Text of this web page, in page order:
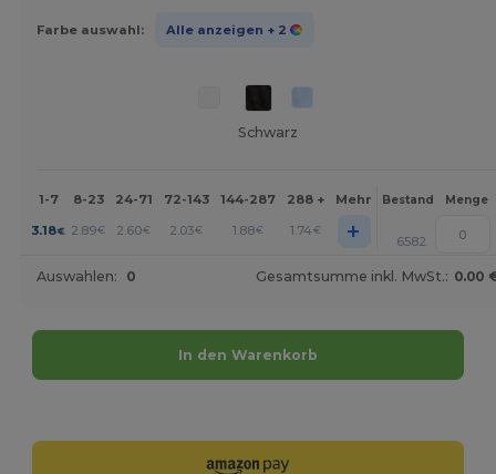
Farbe auswahl: Alle anzeigen + 2
Schwarz
1-7 8-23 24-71 72-143 144-287 288 + Mehr Bestand Menge
3.18€ 2.89€ 2.60€ 2.03€ 1.88€ 1.74€ + 6582
Auswahlen: 0 Gesamtsumme inkl. MwSt.: 0.00
In den Warenkorb